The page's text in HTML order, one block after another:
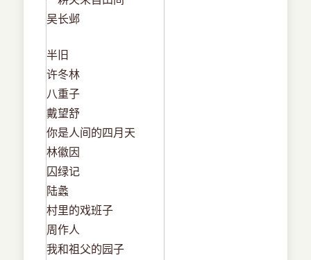
吴长邺
半旧
许冬林
八重子
戴望舒
你是人间的四月天
林徽因
囚绿记
陆蠡
村里的戏班子
周作人
我和祖父的园子